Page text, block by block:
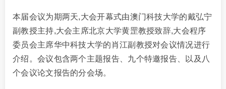
本届会议为期两天,大会开幕式由澳门科技大学的戴弘宁
副教授主持,大会主席北京大学黄罡教授致辞,大会程序
委员会主席华中科技大学的肖江副教授对会议情况进行
介绍。会议包含两个主题报告、九个特邀报告、以及八
个会议论文报告的分会场。